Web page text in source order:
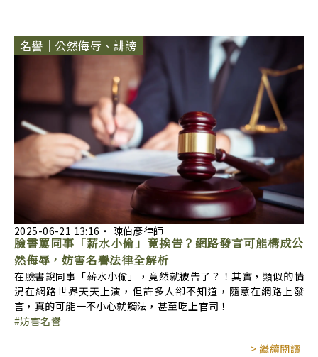
名譽｜公然侮辱、誹謗
2025-06-21 13:16 ‧ 陳伯彥律師
臉書罵同事「薪水小偷」竟挨告？網路發言可能構成公
然侮辱，妨害名譽法律全解析
在臉書說同事「薪水小偷」，竟然就被告了？！其實，類似的情
況在網路世界天天上演，但許多人卻不知道，隨意在網路上發
言，真的可能一不小心就觸法，甚至吃上官司！
妨害名譽
> 繼續閱讀